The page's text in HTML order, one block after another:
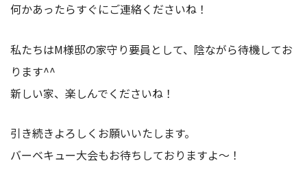
何かあったらすぐにご連絡くださいね！
私たちはM様邸の家守り要員として、陰ながら待機してお
ります^^
新しい家、楽しんでくださいね！
引き続きよろしくお願いいたします。
バーベキュー大会もお待ちしておりますよ～！